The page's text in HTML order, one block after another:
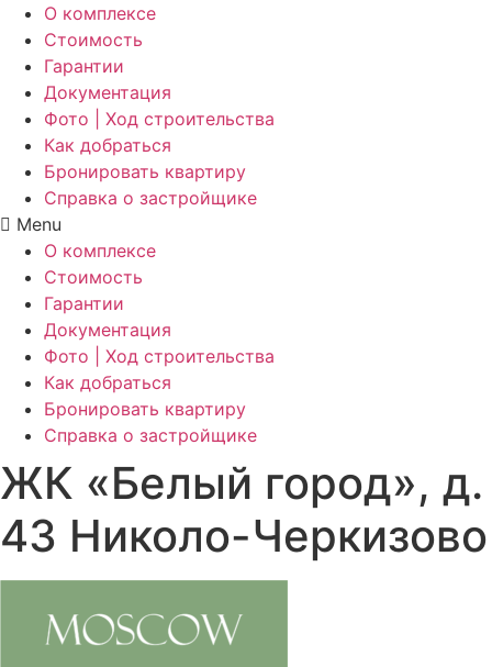
О комплексе
Стоимость
Гарантии
Документация
Фото | Ход строительства
Как добраться
Бронировать квартиру
Справка о застройщике
Menu
О комплексе
Стоимость
Гарантии
Документация
Фото | Ход строительства
Как добраться
Бронировать квартиру
Справка о застройщике
ЖК «Белый город», д.
43 Николо-Черкизово